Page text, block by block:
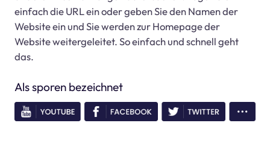
einfach die URL ein oder geben Sie den Namen der
Website ein und Sie werden zur Homepage der
Website weitergeleitet. So einfach und schnell geht
das.
Als sporen bezeichnet